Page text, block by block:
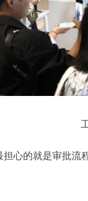
的就是审批流